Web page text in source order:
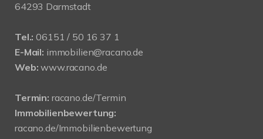
64293 Darmstadt
Tel.: 06151 / 50 16 37 1
E-Mail: immobilien@racano.de
Web: www.racano.de
Termin: racano.de/Termin
Immobilienbewertung:
racano.de/Immobilienbewertung